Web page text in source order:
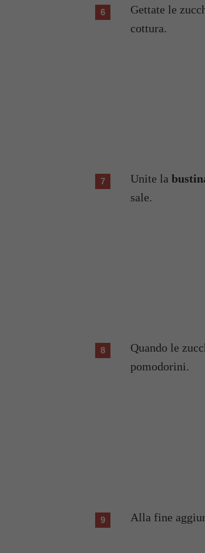
Gettate le
cottura.
Unite la
sale.
Quando le
pomodorini.
Alla fine